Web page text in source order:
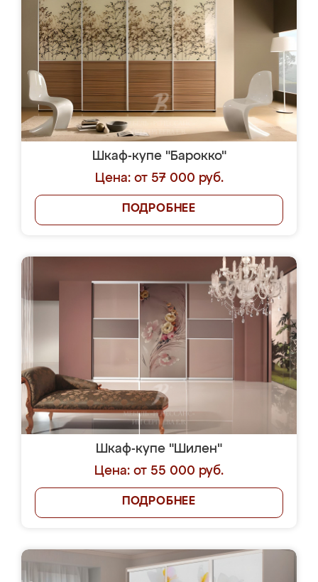
Шкаф-купе "Барокко"
Цена: от 57 000 руб.
ПОДРОБНЕЕ
Шкаф-купе "Шилен"
Цена: от 55 000 руб.
ПОДРОБНЕЕ